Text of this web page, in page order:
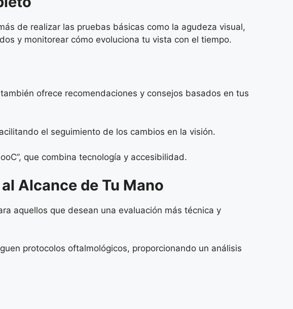
de realizar las pruebas básicas como la agudeza visual,
y monitorear cómo evoluciona tu vista con el tiempo.
ofrece recomendaciones y consejos basados en tus
el seguimiento de los cambios en la visión.
que combina tecnología y accesibilidad.
Alcance de Tu Mano
aquellos que desean una evaluación más técnica y
protocolos oftalmológicos, proporcionando un análisis